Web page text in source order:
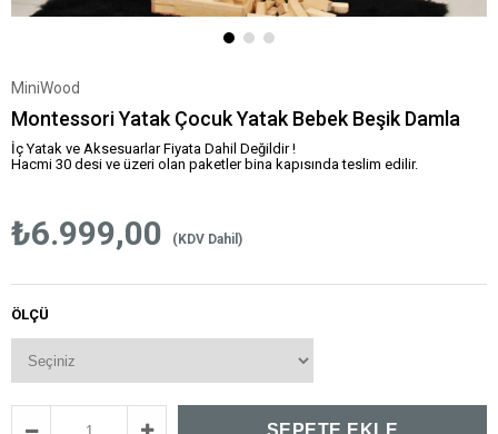
MiniWood
Montessori Yatak Çocuk Yatak Bebek Beşik Damla
İç Yatak ve Aksesuarlar Fiyata Dahil Değildir !
Hacmi 30 desi ve üzeri olan paketler bina kapısında teslim edilir.
₺6.999,00 (KDV Dahil)
ÖLÇÜ